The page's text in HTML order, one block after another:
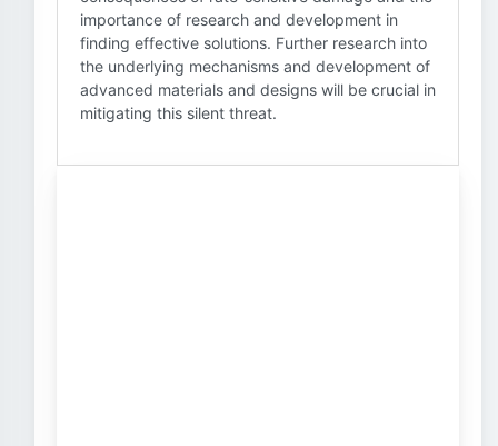
importance of research and development in
finding effective solutions. Further research into
the underlying mechanisms and development of
advanced materials and designs will be crucial in
mitigating this silent threat.